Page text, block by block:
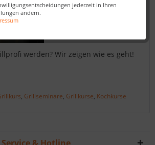
jederzeit in Ihren
ändern.
werden? Wir zeigen wie es geht!
, Grillseminare, Grillkurse, Kochkurse